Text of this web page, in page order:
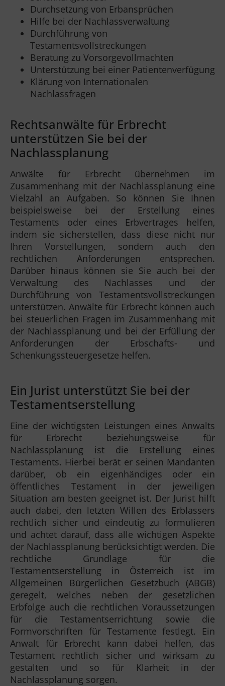
Durchsetzung von Erbansprüchen
Hilfe bei der Nachlassverwaltung
Durchführung von
Testamentsvollstreckungen
Beratung zu Vorsorgevollmachten
Unterstützung bei einer Patientenverfügung
Klärung von Internationalen
Nachlassfragen
Rechtsanwälte für Erbrecht
unterstützen Sie bei der
Nachlassplanung
Anwälte für Erbrecht übernehmen im
Zusammenhang mit der Nachlassplanung eine
Vielzahl an Aufgaben. So können Sie Ihnen
beispielsweise bei der Erstellung eines
Testaments oder eines Erbvertrages helfen,
indem sie sicherstellen, dass diese nicht nur
Ihren Vorstellungen, sondern auch den
rechtlichen Anforderungen entsprechen.
Darüber hinaus können sie Sie auch bei der
Verwaltung des Nachlasses und der
Durchführung von Testamentsvollstreckungen
unterstützen. Anwälte für Erbrecht können auch
bei steuerlichen Fragen im Zusammenhang mit
der Nachlassplanung und bei der Erfüllung der
Anforderungen der Erbschafts- und
Schenkungssteuergesetze helfen.
Ein Jurist unterstützt Sie bei der
Testamentserstellung
Eine der wichtigsten Leistungen eines Anwalts
für Erbrecht beziehungsweise für
Nachlassplanung ist die Erstellung eines
Testaments. Hierbei berät er seinen Mandanten
darüber, ob ein eigenhändiges oder ein
öffentliches Testament in der jeweiligen
Situation am besten geeignet ist. Der Jurist hilft
auch dabei, den letzten Willen des Erblassers
rechtlich sicher und eindeutig zu formulieren
und achtet darauf, dass alle wichtigen Aspekte
der Nachlassplanung berücksichtigt werden. Die
rechtliche Grundlage für die
Testamentserstellung in Österreich ist im
Allgemeinen Bürgerlichen Gesetzbuch (ABGB)
geregelt, welches neben der gesetzlichen
Erbfolge auch die rechtlichen Voraussetzungen
für die Testamentserrichtung sowie die
Formvorschriften für Testamente festlegt. Ein
Anwalt für Erbrecht kann dabei helfen, das
Testament rechtlich sicher und wirksam zu
gestalten und so für Klarheit in der
Nachlassplanung sorgen.